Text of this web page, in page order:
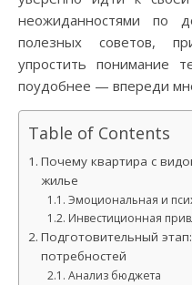
неожиданностями по
полезных советов,
упростить понимание
поудобнее — впереди
Table of Contents
Почему квартира с
жилье
Эмоциональная и
Инвестиционная
Подготовительный
потребностей
Анализ бюджета